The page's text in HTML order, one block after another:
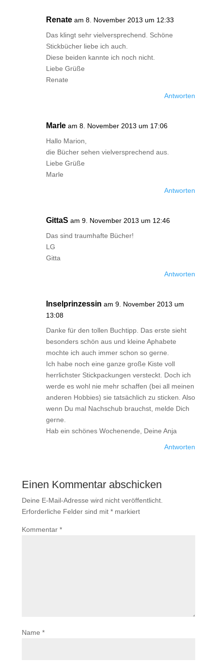
Renate am 8. November 2013 um 12:33
Das klingt sehr vielversprechend. Schöne
Stickbücher liebe ich auch.
Diese beiden kannte ich noch nicht.
Liebe Grüße
Renate
Antworten
Marle am 8. November 2013 um 17:06
Hallo Marion,
die Bücher sehen vielversprechend aus.
Liebe Grüße
Marle
Antworten
GittaS am 9. November 2013 um 12:46
Das sind traumhafte Bücher!
LG
Gitta
Antworten
Inselprinzessin am 9. November 2013 um
13:08
Danke für den tollen Buchtipp. Das erste sieht
besonders schön aus und kleine Aphabete
mochte ich auch immer schon so gerne.
Ich habe noch eine ganze große Kiste voll
herrlichster Stickpackungen versteckt. Doch ich
werde es wohl nie mehr schaffen (bei all meinen
anderen Hobbies) sie tatsächlich zu sticken. Also
wenn Du mal Nachschub brauchst, melde Dich
gerne.
Hab ein schönes Wochenende, Deine Anja
Antworten
Einen Kommentar abschicken
Deine E-Mail-Adresse wird nicht veröffentlicht.
Erforderliche Felder sind mit *markiert
Kommentar *
Name *